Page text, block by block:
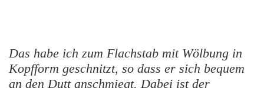
Das habe ich zum Flachstab mit Wölbung in
Kopfform geschnitzt, so dass er sich bequem
an den Dutt anschmiegt. Dabei ist der